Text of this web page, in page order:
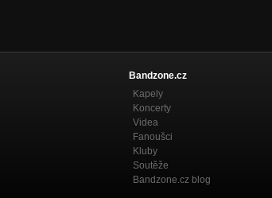
Bandzone.cz
Kapely
Koncerty
Videa
Fanoušci
Kluby
Soutěže
Bandzone.cz blog